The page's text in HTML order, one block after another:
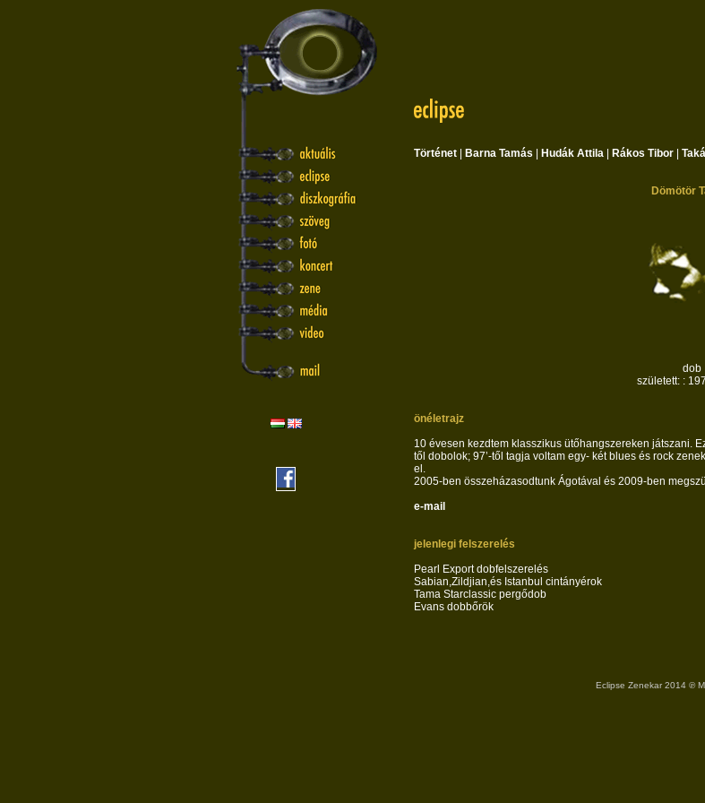
Történet Barna Tamás Hudák Attila Rákos Tibor
Dömötör
dob
született: :
önéletrajz
10 évesen kezdtem klasszikus ütőhangszereken játszani.
től dobolok; 97’-től tagja voltam egy- két blues és rock
el.
2005-ben összeházasodtunk Ágotával és 2009-ben
e-mail
jelenlegi felszerelés
Pearl Export dobfelszerelés
Sabian,Zildjian,és Istanbul cintányérok
Tama Starclassic pergődob
Evans dobbőrök
Eclipse Zenekar 2014 ℗